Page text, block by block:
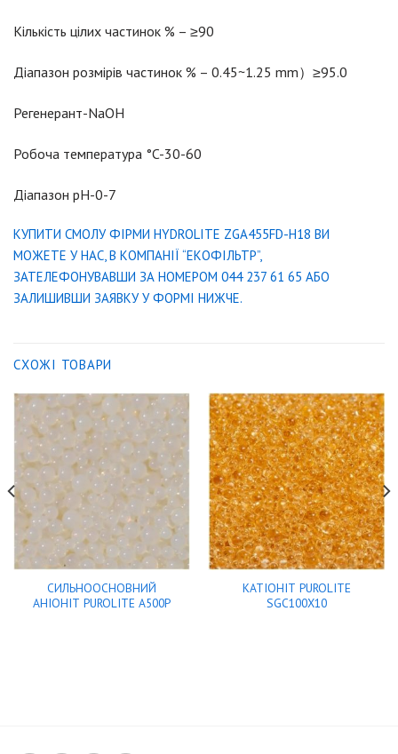
Кількість цілих частинок % – ≥90
Діапазон розмірів частинок % – 0.45~1.25 mm）≥95.0
Регенерант-NaOH
Робоча температура °C-30-60
Діапазон pH-0-7
КУПИТИ СМОЛУ ФІРМИ HYDROLITE ZGA455FD-H18 ВИ
МОЖЕТЕ У НАС, В КОМПАНІЇ “ЕКОФІЛЬТР”,
ЗАТЕЛЕФОНУВАВШИ ЗА НОМЕРОМ 044 237 61 65 АБО
ЗАЛИШИВШИ ЗАЯВКУ У ФОРМІ НИЖЧЕ.
СХОЖІ ТОВАРИ
СИЛЬНООСНОВНИЙ
АНІОНІТ PUROLITE A500P
КАТІОНІТ PUROLITE
SGC100X10